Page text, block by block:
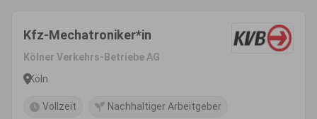
Kfz-Mechatroniker*in
Kölner Verkehrs-Betriebe AG
Köln
Vollzeit Nachhaltiger Arbeitgeber